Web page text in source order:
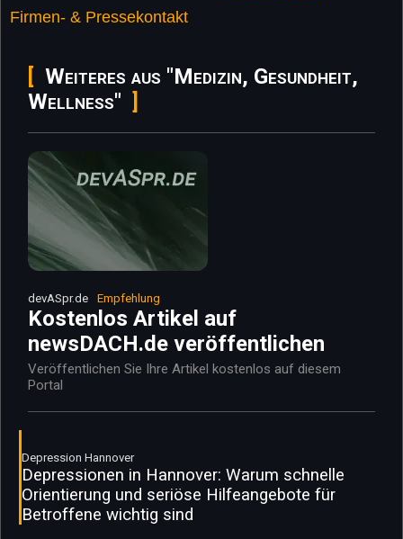
Firmen- & Pressekontakt
Weiteres aus "Medizin, Gesundheit,
Wellness"
devASpr.de Empfehlung
Kostenlos Artikel auf
newsDACH.de veröffentlichen
Veröffentlichen Sie Ihre Artikel kostenlos auf diesem
Portal
Depression Hannover
Depressionen in Hannover: Warum schnelle
Orientierung und seriöse Hilfeangebote für
Betroffene wichtig sind